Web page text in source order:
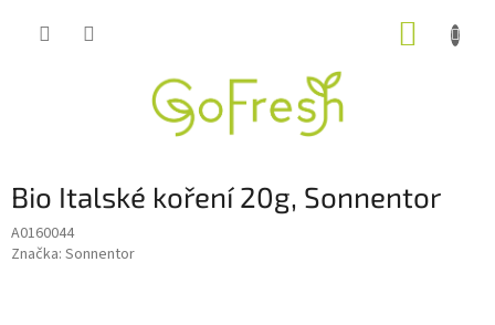
Bio Italské koření 20g, Sonnentor
A0160044
Značka: Sonnentor